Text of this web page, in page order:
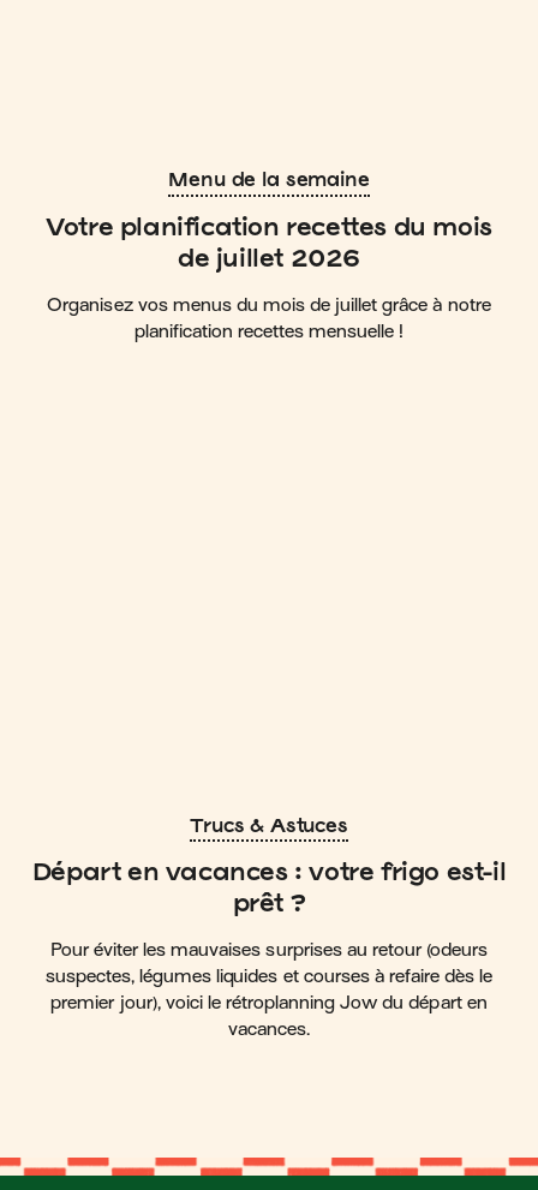
Menu de la semaine
Votre planification recettes du mois
de juillet 2026
Organisez vos menus du mois de juillet grâce à notre
planification recettes mensuelle !
Trucs & Astuces
Départ en vacances : votre frigo est-il
prêt ?
Pour éviter les mauvaises surprises au retour (odeurs
suspectes, légumes liquides et courses à refaire dès le
premier jour), voici le rétroplanning Jow du départ en
vacances.